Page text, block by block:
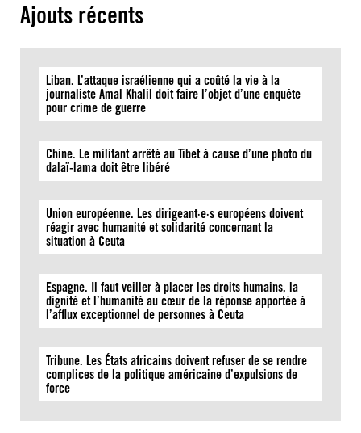
Ajouts récents
Liban. L’attaque israélienne qui a coûté la vie à la
journaliste Amal Khalil doit faire l’objet d’une enquête
pour crime de guerre
Chine. Le militant arrêté au Tibet à cause d’une photo du
dalaï-lama doit être libéré
Union européenne. Les dirigeant·e·s européens doivent
réagir avec humanité et solidarité concernant la
situation à Ceuta
Espagne. Il faut veiller à placer les droits humains, la
dignité et l’humanité au cœur de la réponse apportée à
l’afflux exceptionnel de personnes à Ceuta
Tribune. Les États africains doivent refuser de se rendre
complices de la politique américaine d’expulsions de
force